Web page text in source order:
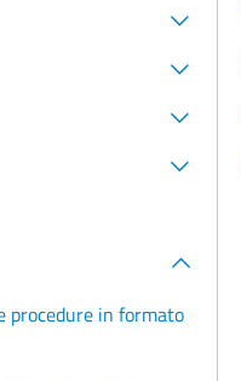
procedure in formato